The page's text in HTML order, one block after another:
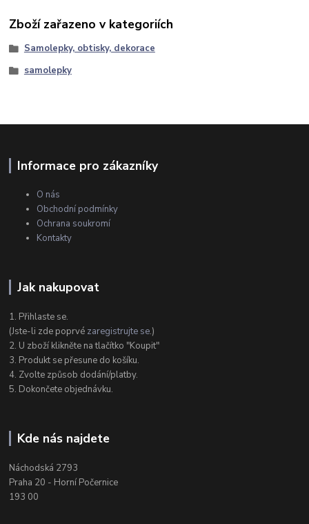
Zboží zařazeno v kategoriích
Samolepky, obtisky, dekorace
samolepky
Informace pro zákazníky
O nás
Obchodní podmínky
Ochrana soukromí
Kontakty
Jak nakupovat
1. Přihlaste se.
(Jste-li zde poprvé zaregistrujte se.)
2. U zboží klikněte na tlačítko "Koupit"
3. Produkt se přesune do košíku.
4. Zvolte způsob dodání/platby.
5. Dokončete objednávku.
Kde nás najdete
Náchodská 2793
Praha 20 - Horní Počernice
193 00